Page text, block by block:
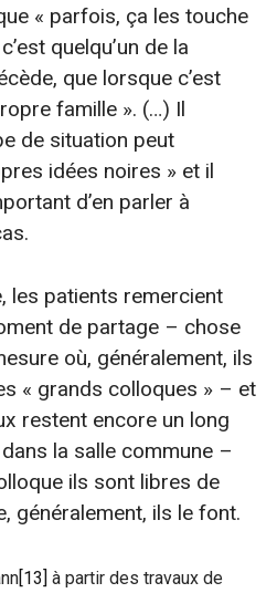
« parfois, ça les touche
quelqu’un de la
que lorsque c’est
famille ». (…) Il
de situation peut
idées noires » et il
d’en parler à
les patients remercient
de partage – chose
où, généralement, ils
« grands colloques » – et
restent encore un long
la salle commune –
ils sont libres de
généralement, ils le font.
[13] à partir des travaux de